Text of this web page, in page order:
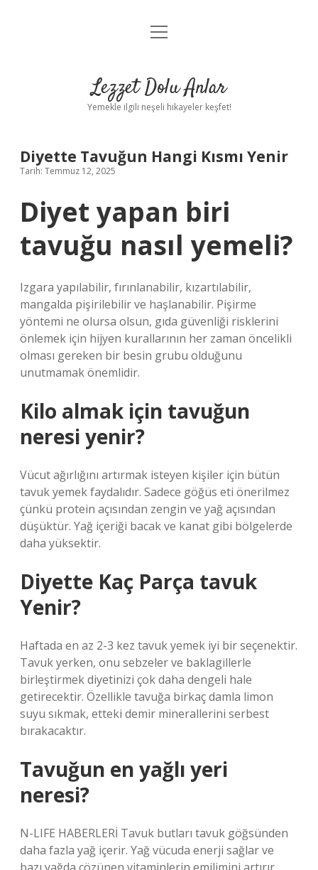
Anasayfa
Yasal Uyarı
menüyü
Lezzet Dolu Anlar
Yemekle ilgili neşeli hikayeler keşfet!
Diyette Tavuğun Hangi Kısmı Yenir
Tarih: Temmuz 12, 2025
Diyet yapan biri
tavuğu nasıl yemeli?
Izgara yapılabilir, fırınlanabilir, kızartılabilir,
mangalda pişirilebilir ve haşlanabilir. Pişirme
yöntemi ne olursa olsun, gıda güvenliği risklerini
önlemek için hijyen kurallarının her zaman öncelikli
olması gereken bir besin grubu olduğunu
unutmamak önemlidir.
Kilo almak için tavuğun
neresi yenir?
Vücut ağırlığını artırmak isteyen kişiler için bütün
tavuk yemek faydalıdır. Sadece göğüs eti önerilmez
çünkü protein açısından zengin ve yağ açısından
düşüktür. Yağ içeriği bacak ve kanat gibi bölgelerde
daha yüksektir.
Diyette Kaç Parça tavuk
Yenir?
Haftada en az 2-3 kez tavuk yemek iyi bir seçenektir.
Tavuk yerken, onu sebzeler ve baklagillerle
birleştirmek diyetinizi çok daha dengeli hale
getirecektir. Özellikle tavuğa birkaç damla limon
suyu sıkmak, etteki demir minerallerini serbest
bırakacaktır.
Tavuğun en yağlı yeri
neresi?
N-LIFE HABERLERİ Tavuk butları tavuk göğsünden
daha fazla yağ içerir. Yağ vücuda enerji sağlar ve